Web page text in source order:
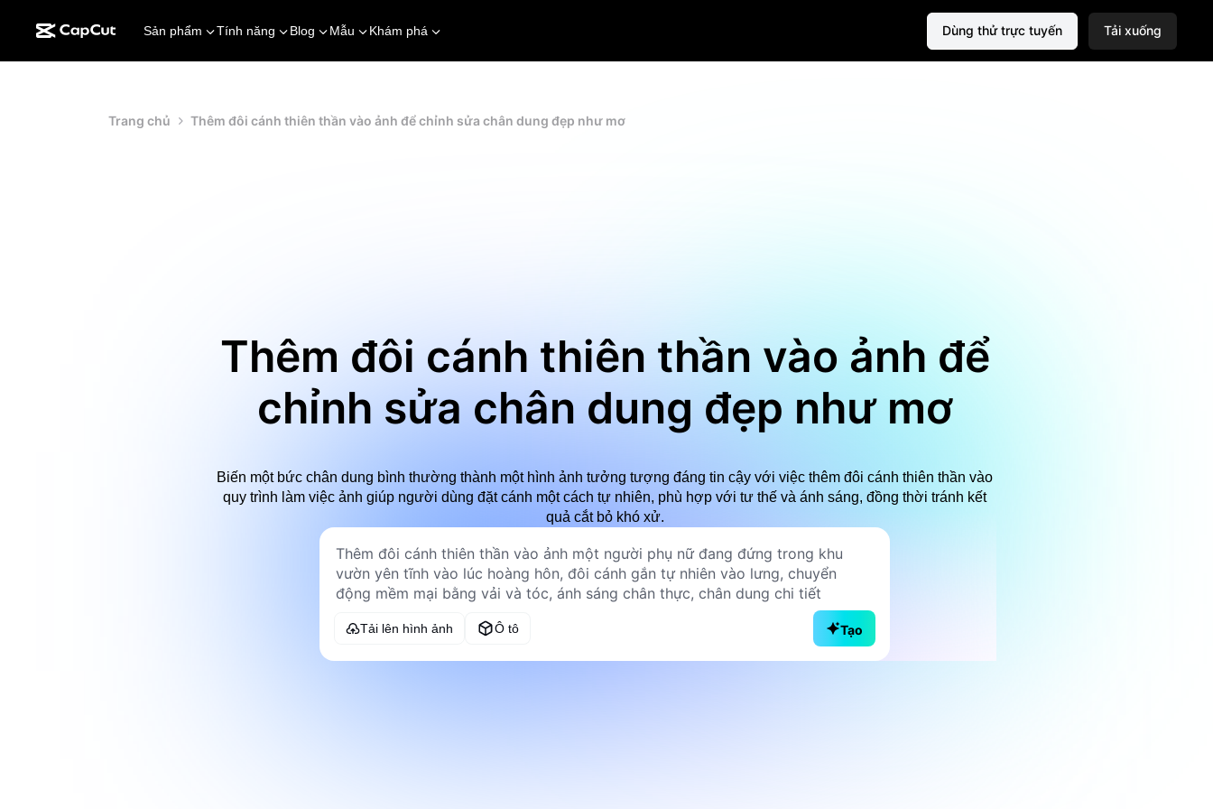
Sản phẩm Tính năng Blog Mẫu Khám phá Dùng thử trực tuyến Tải xuống
Trang chủ Thêm đôi cánh thiên thần vào ảnh để chỉnh sửa chân dung đẹp như mơ
Thêm đôi cánh thiên thần vào ảnh để
chỉnh sửa chân dung đẹp như mơ
Biến một bức chân dung bình thường thành một hình ảnh tưởng tượng đáng tin cậy với việc thêm đôi cánh thiên thần vào
quy trình làm việc ảnh giúp người dùng đặt cánh một cách tự nhiên, phù hợp với tư thế và ánh sáng, đồng thời tránh kết
quả cắt bỏ khó xử.
Tải lên hình ảnh Ô tô Tạo